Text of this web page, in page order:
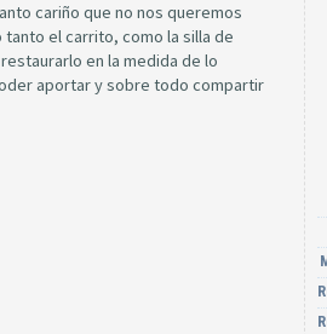
cariño que no nos queremos
el carrito, como la silla de
en la medida de lo
aportar y sobre todo compartir